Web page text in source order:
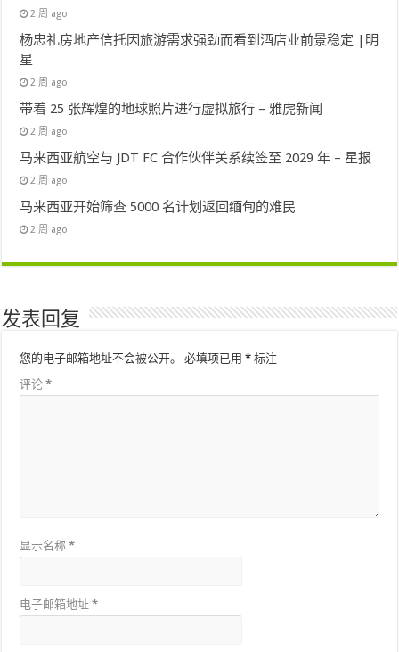
2 周 ago
杨忠礼房地产信托因旅游需求强劲而看到酒店业前景稳定 |明
星
2 周 ago
带着 25 张辉煌的地球照片进行虚拟旅行 – 雅虎新闻
2 周 ago
马来西亚航空与 JDT FC 合作伙伴关系续签至 2029 年 – 星报
2 周 ago
马来西亚开始筛查 5000 名计划返回缅甸的难民
2 周 ago
发表回复
您的电子邮箱地址不会被公开。 必填项已用* 标注
评论*
显示名称*
电子邮箱地址*